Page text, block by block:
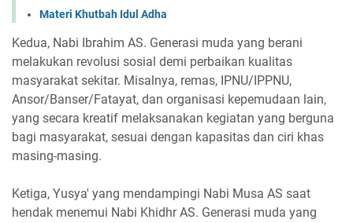
Materi Khutbah Idul Adha
Kedua, Nabi Ibrahim AS. Generasi muda yang berani
melakukan revolusi sosial demi perbaikan kualitas
masyarakat sekitar. Misalnya, remas, IPNU/IPPNU,
Ansor/Banser/Fatayat, dan organisasi kepemudaan lain,
yang secara kreatif melaksanakan kegiatan yang berguna
bagi masyarakat, sesuai dengan kapasitas dan ciri khas
masing-masing.
Ketiga, Yusya' yang mendampingi Nabi Musa AS saat
hendak menemui Nabi Khidhr AS. Generasi muda yang